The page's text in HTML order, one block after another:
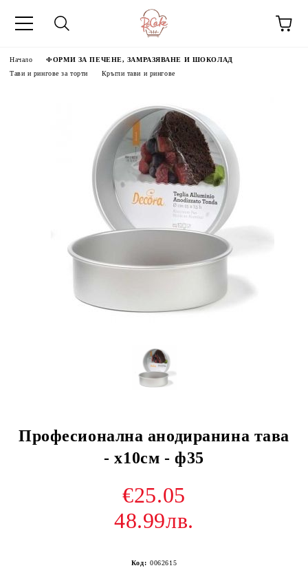
Начало
ФОРМИ ЗА ПЕЧЕНЕ, ЗАМРАЗЯВАНЕ И ШОКОЛАД
Тави и рингове за торти
Кръгли тави и рингове
Професионална анодиранина тава
- х10см - ф35
€25.05
48.99лв.
Код: 0062615